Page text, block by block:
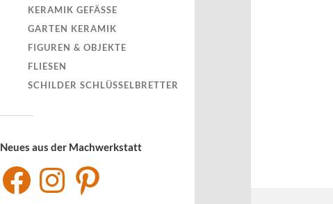
KERAMIK GEFÄSSE
GARTEN KERAMIK
FIGUREN & OBJEKTE
FLIESEN
SCHILDER SCHLÜSSELBRETTER
Neues aus der Machwerkstatt